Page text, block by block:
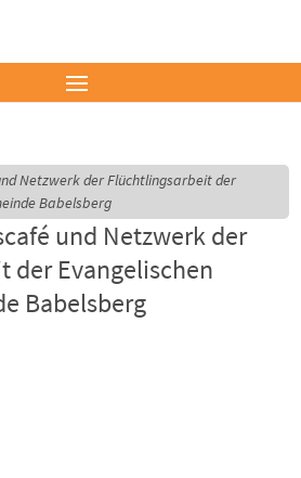
Netzwerk der Flüchtlingsarbeit der
Babelsberg
und Netzwerk der
der Evangelischen
Babelsberg